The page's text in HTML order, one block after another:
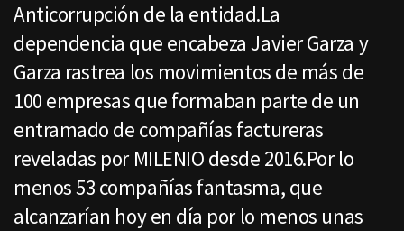
Anticorrupción de la entidad.La
dependencia que encabeza Javier Garza y
Garza rastrea los movimientos de más de
100 empresas que formaban parte de un
entramado de compañías factureras
reveladas por MILENIO desde 2016.Por lo
menos 53 compañías fantasma, que
alcanzarían hoy en día por lo menos unas